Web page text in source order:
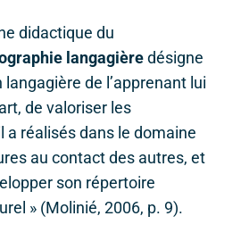
didactique du
langagièredésigne
de l’apprenant lui
de valoriser les
a réalisés dans le domaine
au contact des autres, et
son répertoire
» (Molinié, 2006, p. 9).